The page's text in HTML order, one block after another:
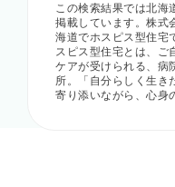
この検索結果では北海
掲載しています。株式
海道でホスピス型住宅
スピス型住宅とは、
ケアが受けられる、病
所。「自分らしく生き
寄り添いながら、心身